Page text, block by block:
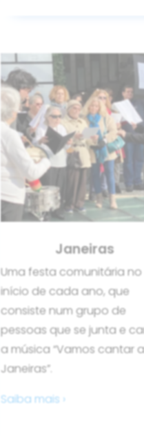
Janeiras
Uma festa comunitária no
início de cada ano, que
consiste num grupo de
pessoas que se junta e
a música “Vamos cantar
Janeiras”.
Saiba mais ›